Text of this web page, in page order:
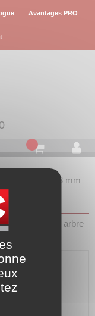
Avantages PRO
à lèvre Ø 63 mm
étanchéité sur arbre